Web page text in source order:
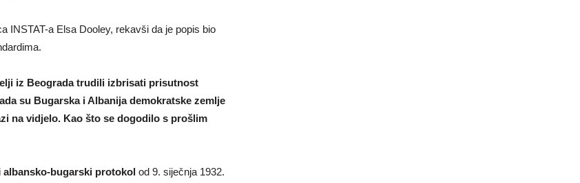
INSTAT-a Elsa Dooley, rekavši da je popis bio
iz Beograda trudili izbrisati prisutnost
su Bugarska i Albanija demokratske zemlje
na vidjelo. Kao što se dogodilo s prošlim
albansko-bugarski protokol od 9. siječnja 1932.